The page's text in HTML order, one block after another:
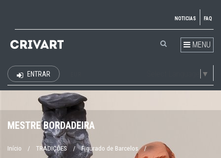
NOTICIAS FAQ
MENU
▼
ENTRAR
MESTRE BORDADEIRA
Início / TRADIÇÕES / Figurado de Barcelos /